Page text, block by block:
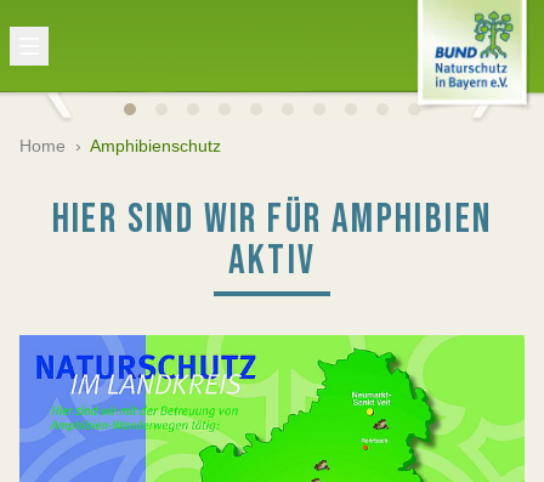
Home › Amphibienschutz
HIER SIND WIR FÜR AMPHIBIEN
AKTIV